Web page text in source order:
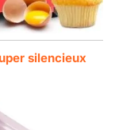
silencieux